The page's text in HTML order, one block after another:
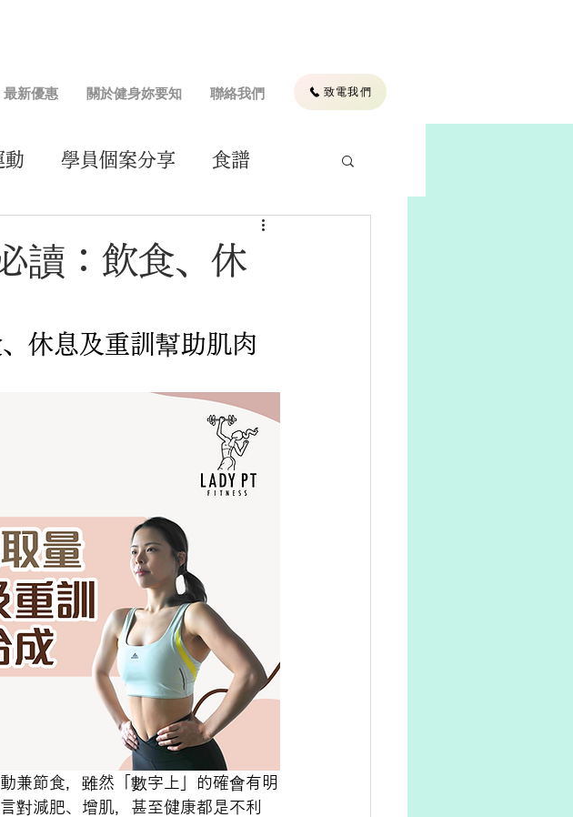
最新優惠 關於健身妳要知 聯絡我們 致電我們
動 學員個案分享 食譜
讀：飲食、休
休息及重訓幫助肌肉
兼節食，雖然「數字上」的確會有明
對減肥、增肌，甚至健康都是不利